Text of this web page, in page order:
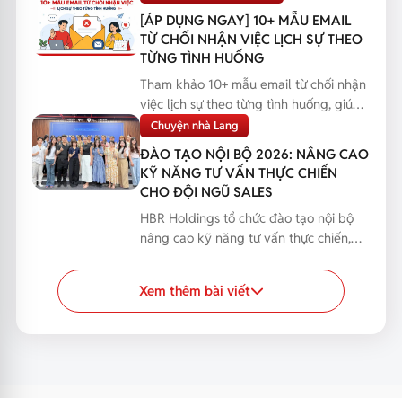
[ÁP DỤNG NGAY] 10+ MẪU EMAIL
TỪ CHỐI NHẬN VIỆC LỊCH SỰ THEO
TỪNG TÌNH HUỐNG
Tham khảo 10+ mẫu email từ chối nhận
việc lịch sự theo từng tình huống, giúp
bạn phản hồi...
Chuyện nhà Lang
ĐÀO TẠO NỘI BỘ 2026: NÂNG CAO
KỸ NĂNG TƯ VẤN THỰC CHIẾN
CHO ĐỘI NGŨ SALES
HBR Holdings tổ chức đào tạo nội bộ
nâng cao kỹ năng tư vấn thực chiến,
Xem thêm bài viết